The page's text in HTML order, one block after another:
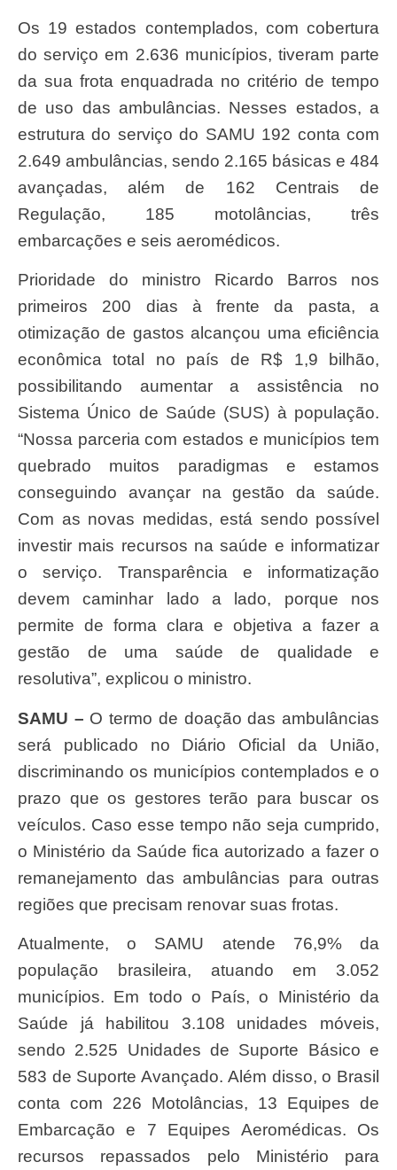
Os 19 estados contemplados, com cobertura
do serviço em 2.636 municípios, tiveram parte
da sua frota enquadrada no critério de tempo
de uso das ambulâncias. Nesses estados, a
estrutura do serviço do SAMU 192 conta com
2.649 ambulâncias, sendo 2.165 básicas e 484
avançadas, além de 162 Centrais de
Regulação, 185 motolâncias, três
embarcações e seis aeromédicos.
Prioridade do ministro Ricardo Barros nos
primeiros 200 dias à frente da pasta, a
otimização de gastos alcançou uma eficiência
econômica total no país de R$ 1,9 bilhão,
possibilitando aumentar a assistência no
Sistema Único de Saúde (SUS) à população.
“Nossa parceria com estados e municípios tem
quebrado muitos paradigmas e estamos
conseguindo avançar na gestão da saúde.
Com as novas medidas, está sendo possível
investir mais recursos na saúde e informatizar
o serviço. Transparência e informatização
devem caminhar lado a lado, porque nos
permite de forma clara e objetiva a fazer a
gestão de uma saúde de qualidade e
resolutiva”, explicou o ministro.
SAMU – O termo de doação das ambulâncias
será publicado no Diário Oficial da União,
discriminando os municípios contemplados e o
prazo que os gestores terão para buscar os
veículos. Caso esse tempo não seja cumprido,
o Ministério da Saúde fica autorizado a fazer o
remanejamento das ambulâncias para outras
regiões que precisam renovar suas frotas.
Atualmente, o SAMU atende 76,9% da
população brasileira, atuando em 3.052
municípios. Em todo o País, o Ministério da
Saúde já habilitou 3.108 unidades móveis,
sendo 2.525 Unidades de Suporte Básico e
583 de Suporte Avançado. Além disso, o Brasil
conta com 226 Motolâncias, 13 Equipes de
Embarcação e 7 Equipes Aeromédicas. Os
recursos repassados pelo Ministério para